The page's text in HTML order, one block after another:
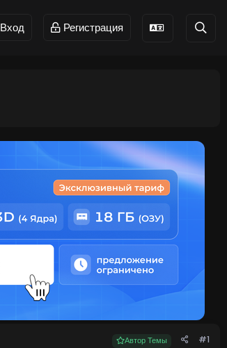
Вход Регистрация
Автор Темы #1